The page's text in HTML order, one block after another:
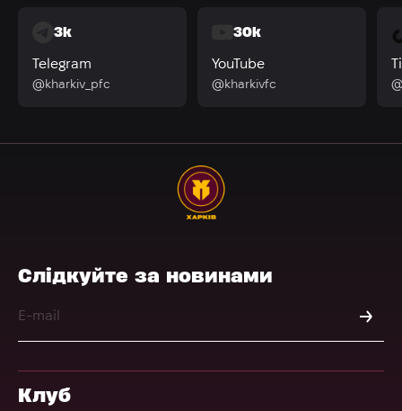
3k
Telegram
@kharkiv_pfc
30k
YouTube
@kharkivfc
Слідкуйте за новинами
Клуб